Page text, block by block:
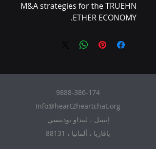
M&A strategies for the TRUEHN
ETHER ECONOMY.
9888-386-174
Info@heart2heartchat.org
إنسل ، لينداو بودينسي
88131 ، بافاريا ، ألمانيا